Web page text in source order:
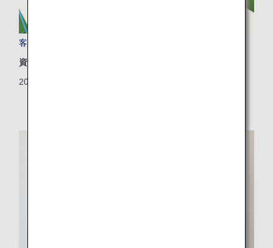
客室カーテンの修理再生
資源
2024/05/31